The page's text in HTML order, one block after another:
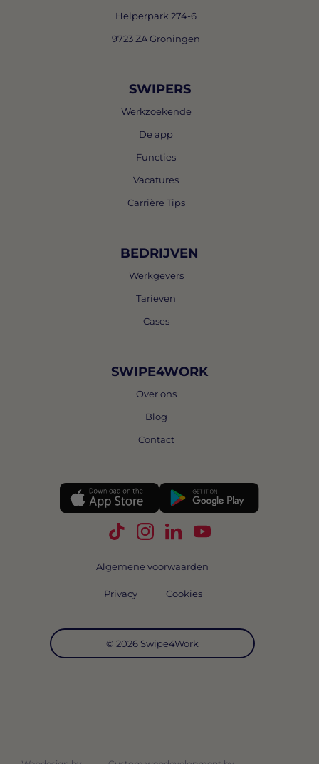
Helperpark 274-6
9723 ZA Groningen
SWIPERS
Werkzoekende
De app
Functies
Vacatures
Carrière Tips
BEDRIJVEN
Werkgevers
Tarieven
Cases
SWIPE4WORK
Over ons
Blog
Contact
Volg Swipe4Work op TikTok
Volg Swipe4Work op
Volg Swipe4Work op
Volg Swipe4Work
© 2026 Swipe4Work
Algemene voorwaarden
Privacy Cookies